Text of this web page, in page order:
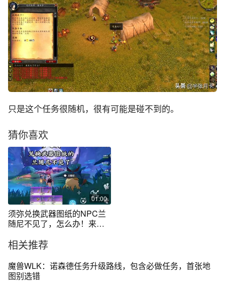
只是这个任务很随机，很有可能是碰不到的。
猜你喜欢
01:00
须弥兑换武器图纸的NPC兰
随尼不见了，怎么办！来看
相关推荐
魔兽WLK：诺森德任务升级路线，包含必做任务，首张地
图别选错